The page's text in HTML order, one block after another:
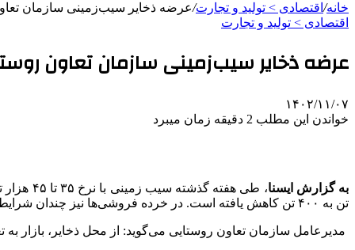
خانه/ اقتصادی > تولید و تجارت/عرضه ذخایر سیب‌زمینی سازمان
اقتصادی > تولید و تجارت
عرضه ذخایر سیب‌زمینی سازمان تعاون
۱۴۰۲/۱۱/۰۷
خواندن این مطلب 2 دقیقه زمان میبرد
به گزارش ایسنا
تن به ۴۰۰ تن کاهش یافته است. در خرده فروشی‌ها نیز چندان شرایط مناسب نیست و این محصول تا ۶۹ هزارتومان نیز قیمت‌گذاری شده است.
مدیرعامل سازمان تعاون روستایی می‌گوید: از محل ذخایر، بازار